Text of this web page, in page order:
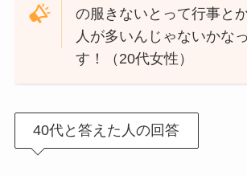
の服きないとって行事と
人が多いんじゃないかな
す！（20代女性）
40代と答えた人の回答